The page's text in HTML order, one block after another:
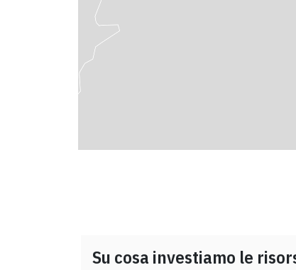
Su cosa investiamo le